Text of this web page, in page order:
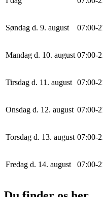
Søndag d. 9. august 07:00-
Mandag d. 10. august 07:00-
Tirsdag d. 11. august 07:00-
Onsdag d. 12. august 07:00-
Torsdag d. 13. august 07:00-
Fredag d. 14. august 07:00-